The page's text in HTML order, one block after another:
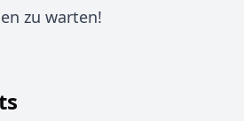
zu warten!